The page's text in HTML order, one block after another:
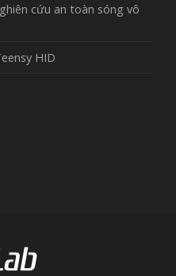
cứu an toàn sóng vô
HID